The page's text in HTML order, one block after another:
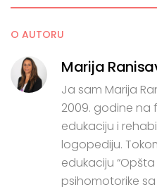
O AUTORU
Marija
Ja sam Marija
2009. godine na
edukaciju i
logopediju.
edukaciju
psihomotorike